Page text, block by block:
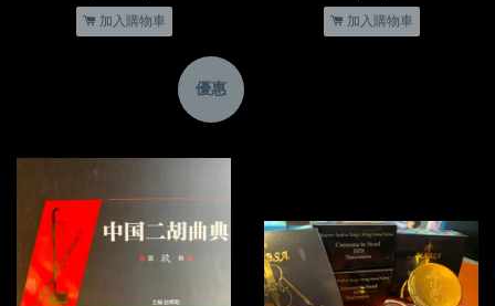
加入購物車 加入購物車
優惠